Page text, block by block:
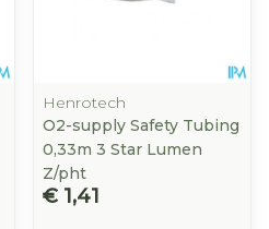
Henrotech
O2-supply Safety Tubing
0,33m 3 Star Lumen
Z/pht
€ 1,41